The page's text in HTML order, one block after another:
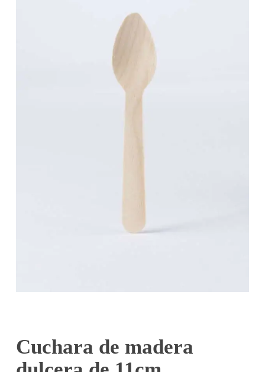
Cuchara de madera